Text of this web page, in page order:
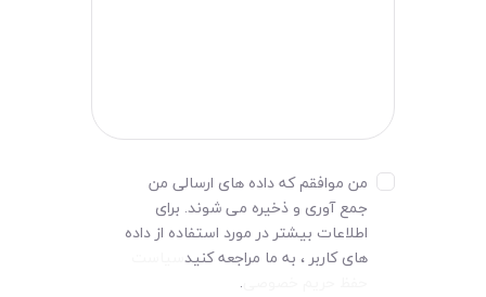
من موافقم که داده های ارسالی من
جمع آوری و ذخیره می شوند. برای
اطلاعات بیشتر در مورد استفاده از داده
های کاربر ، به ما مراجعه کنید
.